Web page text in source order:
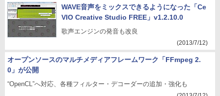
WAVE音声をミックスできるようになった「Ce
VIO Creative Studio FREE」v1.2.10.0
歌声エンジンの発音も改良
(2013/7/12)
オープンソースのマルチメディアフレームワーク「FFmpeg 2.
0」が公開
“OpenCL”へ対応、各種フィルター・デコーダーの追加・強化も